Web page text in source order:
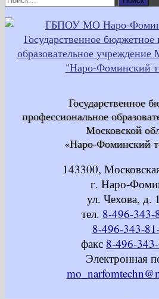
Государственное
профессиональное
Московской
«Наро-Фоминский
143300,
г. Наро-
ул. Чехова, д.
тел. 8-496-343-
8-496-343-
факс 8-496-
Электронная